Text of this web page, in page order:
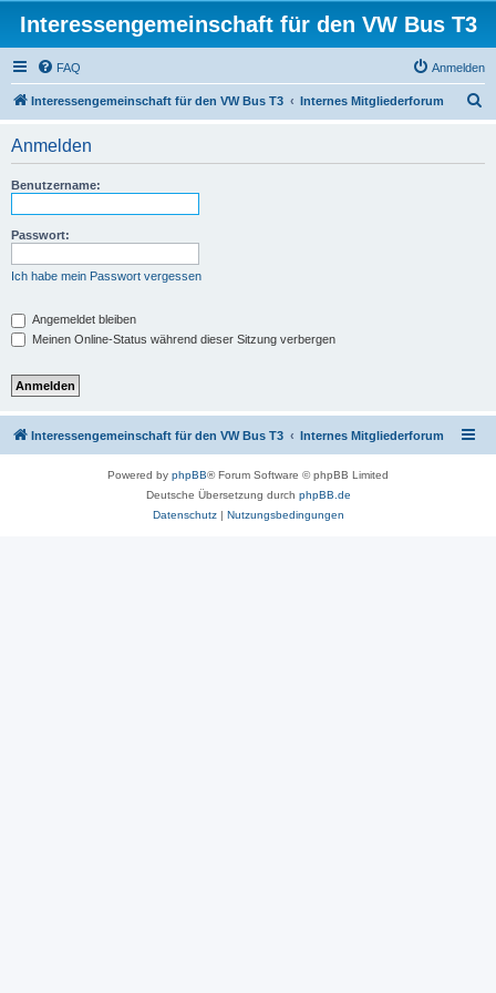
Interessengemeinschaft für den VW Bus T3
FAQ Anmelden
Interessengemeinschaft für den VW Bus T3 Internes Mitgliederforum
Anmelden
Benutzername:
Passwort:
Ich habe mein Passwort vergessen
Angemeldet bleiben
Meinen Online-Status während dieser Sitzung verbergen
Interessengemeinschaft für den VW Bus T3 Internes Mitgliederforum
Powered by phpBB® Forum Software © phpBB Limited
Deutsche Übersetzung durch phpBB.de
Datenschutz| Nutzungsbedingungen